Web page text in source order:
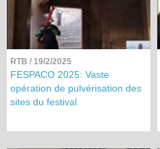
RTB / 19/2/2025
FESPACO 2025: Vaste
opération de pulvérisation des
sites du festival